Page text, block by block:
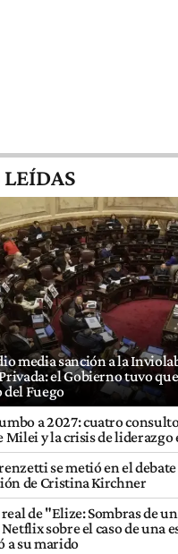
LEÍDAS
media sanción a la
el Gobierno tuvo
Fuego
a 2027: cuatro
Milei y la crisis de
se metió en el
de Cristina Kirchner
de "Elize: Sombras de
sobre el caso de una
a su marido